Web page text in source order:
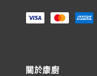
關於康廚